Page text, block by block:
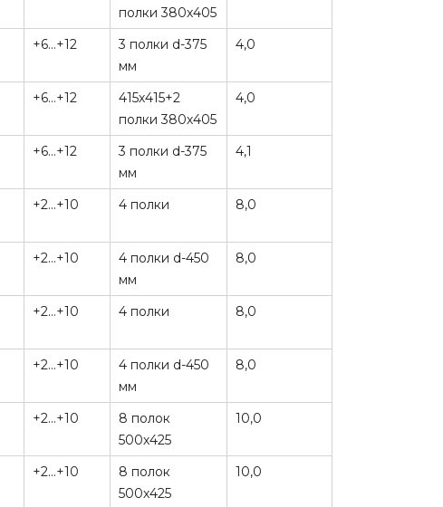
полки 380х405
+6…+12
3 полки d-375
мм
4,0
+6…+12
415х415+2
полки 380х405
4,0
+6…+12
3 полки d-375
мм
4,1
+2…+10 4 полки 8,0
+2…+10
4 полки d-450
мм
8,0
+2…+10 4 полки 8,0
+2…+10
4 полки d-450
мм
8,0
+2...+10
8 полок
500х425
10,0
+2...+10
8 полок
500х425
10,0